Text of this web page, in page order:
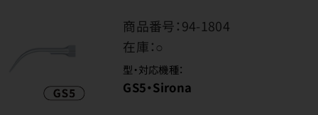
商品番号：94-1804
在庫：○
型・対応機種：
GS5・Sirona